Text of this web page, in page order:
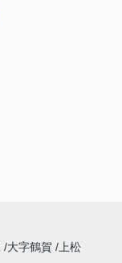
大字鶴賀
上松